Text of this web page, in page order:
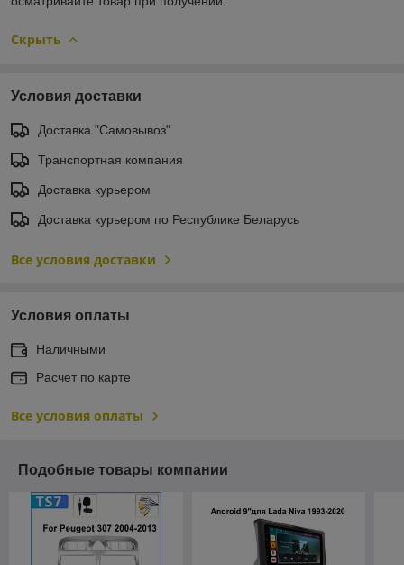
Скрыть
Условия доставки
Доставка "Самовывоз"
Транспортная компания
Доставка курьером
Доставка курьером по Республике Беларусь
Все условия доставки
Условия оплаты
Наличными
Расчет по карте
Все условия оплаты
Подобные товары компании